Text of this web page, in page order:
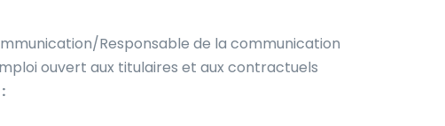
Responsable de la communication
ouvert aux titulaires et aux contractuels